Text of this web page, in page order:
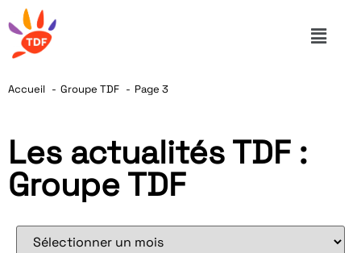
Accueil Groupe TDF Page 3
Les actualités TDF :
Groupe TDF